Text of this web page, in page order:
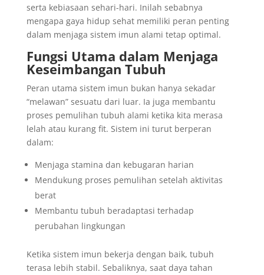
serta kebiasaan sehari-hari. Inilah sebabnya
mengapa gaya hidup sehat memiliki peran penting
dalam menjaga sistem imun alami tetap optimal.
Fungsi Utama dalam Menjaga
Keseimbangan Tubuh
Peran utama sistem imun bukan hanya sekadar
“melawan” sesuatu dari luar. Ia juga membantu
proses pemulihan tubuh alami ketika kita merasa
lelah atau kurang fit. Sistem ini turut berperan
dalam:
Menjaga stamina dan kebugaran harian
Mendukung proses pemulihan setelah aktivitas
berat
Membantu tubuh beradaptasi terhadap
perubahan lingkungan
Ketika sistem imun bekerja dengan baik, tubuh
terasa lebih stabil. Sebaliknya, saat daya tahan